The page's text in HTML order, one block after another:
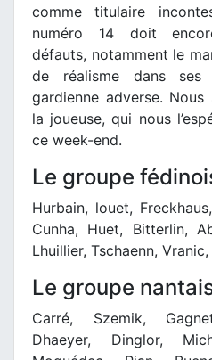
comme titulaire
numéro 14 doit
défauts, notamment le
de réalisme dans
gardienne adverse.
la joueuse, qui nous
ce week-end.
Le groupe
Hurbain, louet,
Cunha, Huet, Bitterlin,
Lhuillier, Tschaenn,
Le groupe
Carré, Szemik,
Dhaeyer, Dinglor,